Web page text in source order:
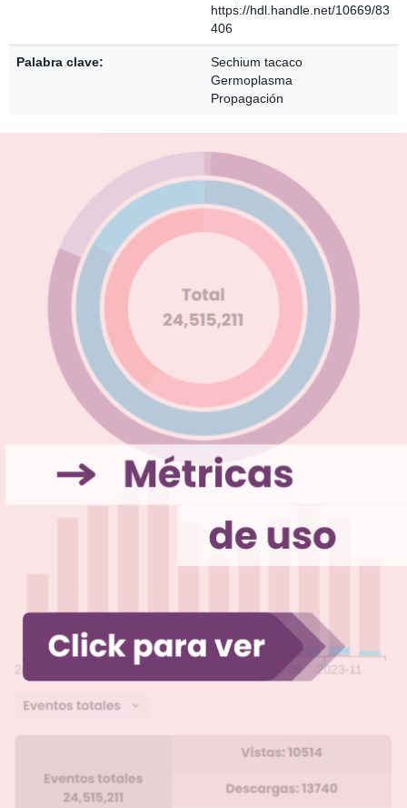
https://hdl.handle.net/10669/83
406
Palabra clave:
Sechium tacaco
Germoplasma
Propagación